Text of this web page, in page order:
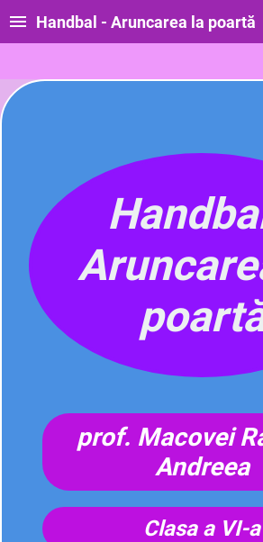
Handbal - Aruncarea la poartă
prof. Macovei
Andreea
Clasa a VI-a